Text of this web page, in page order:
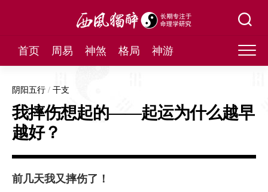
首页 周易 神煞 格局 神游
阴阳五行 / 干支
我摔伤想起的——起运为什么越早
越好？
前几天我又摔伤了！